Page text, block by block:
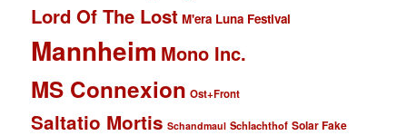
Lord Of The Lost M'era Luna Festival
Mannheim Mono Inc.
MS Connexion Ost+Front
Saltatio Mortis Schandmaul Schlachthof Solar Fake